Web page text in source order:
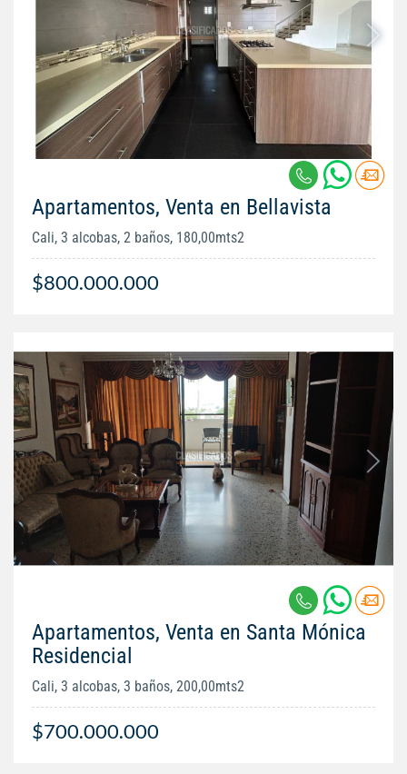
Apartamentos, Venta en Bellavista
Cali, 3 alcobas, 2 baños, 180,00mts2
$800.000.000
Apartamentos, Venta en Santa Mónica
Residencial
Cali, 3 alcobas, 3 baños, 200,00mts2
$700.000.000